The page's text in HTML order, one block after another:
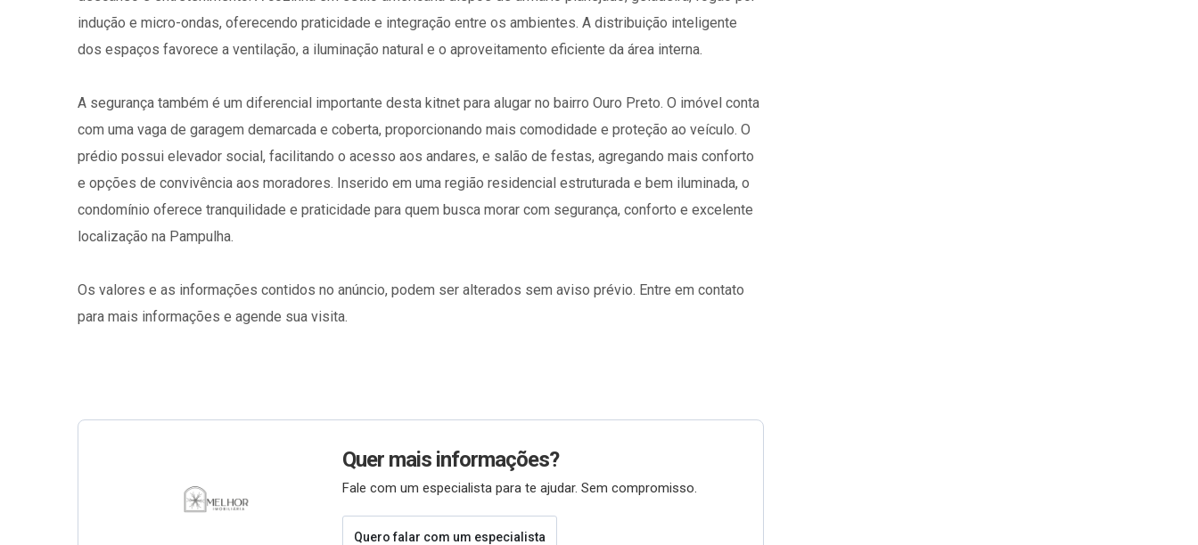
indução e micro-ondas, oferecendo praticidade e integração entre os ambientes. A distribuição inteligente
dos espaços favorece a ventilação, a iluminação natural e o aproveitamento eficiente da área interna.
A segurança também é um diferencial importante desta kitnet para alugar no bairro Ouro Preto. O imóvel conta
com uma vaga de garagem demarcada e coberta, proporcionando mais comodidade e proteção ao veículo. O
prédio possui elevador social, facilitando o acesso aos andares, e salão de festas, agregando mais conforto
e opções de convivência aos moradores. Inserido em uma região residencial estruturada e bem iluminada, o
condomínio oferece tranquilidade e praticidade para quem busca morar com segurança, conforto e excelente
localização na Pampulha.
Os valores e as informações contidos no anúncio, podem ser alterados sem aviso prévio. Entre em contato
para mais informações e agende sua visita.
Quer mais informações?
Fale com um especialista para te ajudar. Sem compromisso.
Quero falar com um especialista